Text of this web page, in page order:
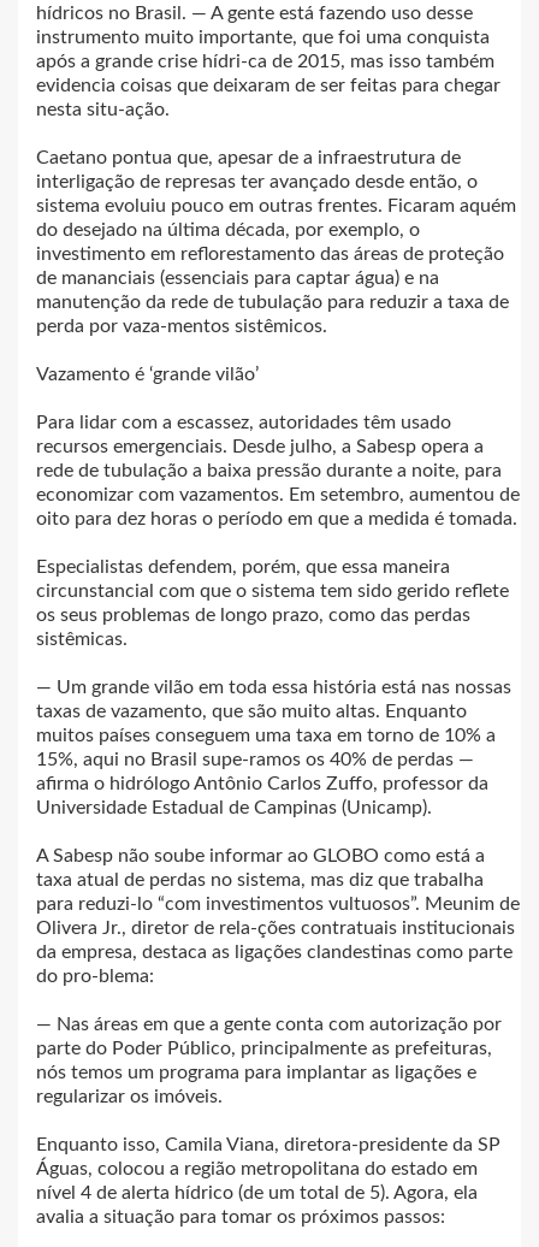
hídricos no Brasil. — A gente está fazendo uso desse
instrumento muito importante, que foi uma conquista
após a grande crise hídri-ca de 2015, mas isso também
evidencia coisas que deixaram de ser feitas para chegar
nesta situ-ação.
Caetano pontua que, apesar de a infraestrutura de
interligação de represas ter avançado desde então, o
sistema evoluiu pouco em outras frentes. Ficaram aquém
do desejado na última década, por exemplo, o
investimento em reflorestamento das áreas de proteção
de mananciais (essenciais para captar água) e na
manutenção da rede de tubulação para reduzir a taxa de
perda por vaza-mentos sistêmicos.
Vazamento é ‘grande vilão’
Para lidar com a escassez, autoridades têm usado
recursos emergenciais. Desde julho, a Sabesp opera a
rede de tubulação a baixa pressão durante a noite, para
economizar com vazamentos. Em setembro, aumentou de
oito para dez horas o período em que a medida é tomada.
Especialistas defendem, porém, que essa maneira
circunstancial com que o sistema tem sido gerido reflete
os seus problemas de longo prazo, como das perdas
sistêmicas.
— Um grande vilão em toda essa história está nas nossas
taxas de vazamento, que são muito altas. Enquanto
muitos países conseguem uma taxa em torno de 10% a
15%, aqui no Brasil supe-ramos os 40% de perdas —
afirma o hidrólogo Antônio Carlos Zuffo, professor da
Universidade Estadual de Campinas (Unicamp).
A Sabesp não soube informar ao GLOBO como está a
taxa atual de perdas no sistema, mas diz que trabalha
para reduzi-lo “com investimentos vultuosos”. Meunim de
Olivera Jr., diretor de rela-ções contratuais institucionais
da empresa, destaca as ligações clandestinas como parte
do pro-blema:
— Nas áreas em que a gente conta com autorização por
parte do Poder Público, principalmente as prefeituras,
nós temos um programa para implantar as ligações e
regularizar os imóveis.
Enquanto isso, Camila Viana, diretora-presidente da SP
Águas, colocou a região metropolitana do estado em
nível 4 de alerta hídrico (de um total de 5). Agora, ela
avalia a situação para tomar os próximos passos: